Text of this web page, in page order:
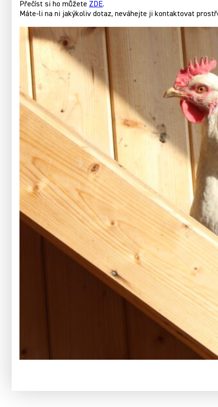
Přečíst si ho můžete ZDE.
Máte-li na ni jakýkoliv dotaz, neváhejte ji kontaktovat